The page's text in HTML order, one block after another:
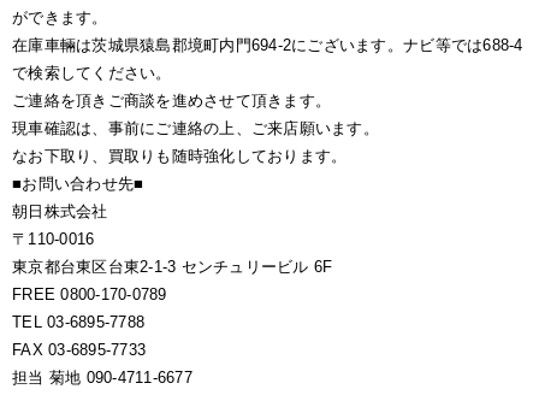
ができます。
在庫車輛は茨城県猿島郡境町内門694-2にございます。ナビ等では688-4
で検索してください。
ご連絡を頂きご商談を進めさせて頂きます。
現車確認は、事前にご連絡の上、ご来店願います。
なお下取り、買取りも随時強化しております。
■お問い合わせ先■
朝日株式会社
〒110-0016
東京都台東区台東2-1-3 センチュリービル 6F
FREE 0800-170-0789
TEL 03-6895-7788
FAX 03-6895-7733
担当 菊地 090-4711-6677